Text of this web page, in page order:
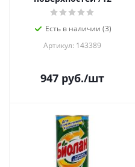
Есть в наличии (3)
Артикул: 143389
947 руб./шт